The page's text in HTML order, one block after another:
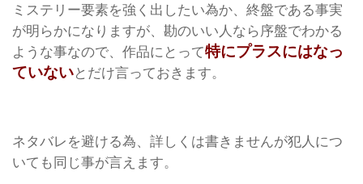
ミステリー要素を強く出したい為か、終盤である事実
が明らかになりますが、勘のいい人なら序盤でわかる
ような事なので、作品にとって特にプラスにはなっ
ていないとだけ言っておきます。
ネタバレを避ける為、詳しくは書きませんが犯人につ
いても同じ事が言えます。